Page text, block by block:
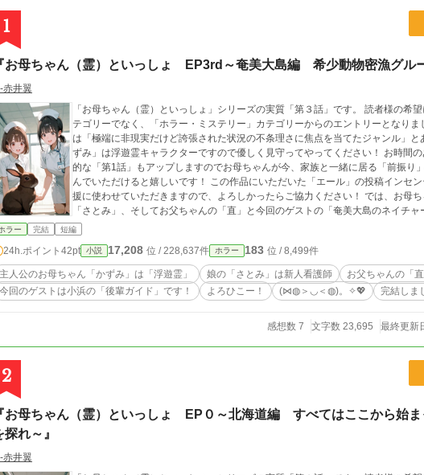
1
お母ちゃん（霊）といっしょ EP3rd～奄美大島編 希少動物密漁グルー
赤井翼
「お母ちゃん（霊）といっしょ」シリーズの実質「第３話」です。 読者様の希
テゴリーでなく、「ホラー・ミステリー」カテゴリーからのエントリーとなりま
は「極端に非現実だけど誇張された状況の不条理さに焦点を当てたジャンル」
ずみ」は浮遊霊キャラクターですので優しく見守ってやってください！ お時間
的な「第1話」もアップしますのでお母ちゃんが今、家族と一緒に居る「前振り
んでいただけると嬉しいです！ この作品にいただいた「エール」の投稿インセ
援に使わせていただきますので、よろしかったらご協力ください！ では、お母
「さとみ」、そしてお父ちゃんの「直」と今回のゲストの「奄美大島のネイチ
応援をよろひこー！ (⋈◍＞◡＜◍)。✧💖
ラー 完結 短編
24h.ポイント 42pt 小説 17,208 位 / 228,637件 ホラー 183 位 / 8,499件
主人公のお母ちゃん「かずみ」は「浮遊霊」 娘の「さとみ」は新人看護師
お父ちゃんの「
今回のゲストは小浜の「後輩ガイド」です！
よろひこー！ (⋈◍＞◡＜◍)。✧💖 完結しま
感想数 7 文字数 23,695 最終更新
2
お母ちゃん（霊）といっしょ EP０～北海道編 すべてはここから始ま
探れ～』
赤井翼